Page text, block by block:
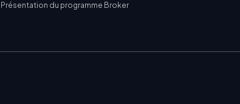
Présentation du programme Broker